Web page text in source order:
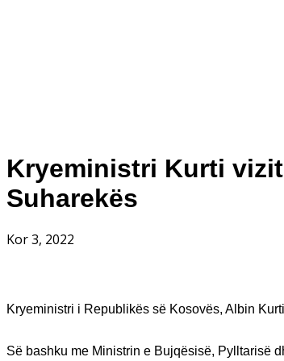
Kryeministri Kurti
Suharekës
Kor 3, 2022
Kryeministri i Republikës së Kosovës, Albin
Së bashku me Ministrin e Bujqësisë, Pylltarisë